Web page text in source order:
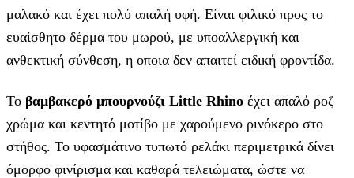
μαλακό και έχει πολύ απαλή υφή. Είναι φιλικό προς το
ευαίσθητο δέρμα του μωρού, με υποαλλεργική και
ανθεκτική σύνθεση, η οποια δεν απαιτεί ειδική φροντίδα.
Το βαμβακερό μπουρνούζι Little Rhino έχει απαλό ροζ
χρώμα και κεντητό μοτίβο με χαρούμενο ρινόκερο στο
στήθος. Το υφασμάτινο τυπωτό ρελάκι περιμετρικά δίνει
όμορφο φινίρισμα και καθαρά τελειώματα, ώστε να